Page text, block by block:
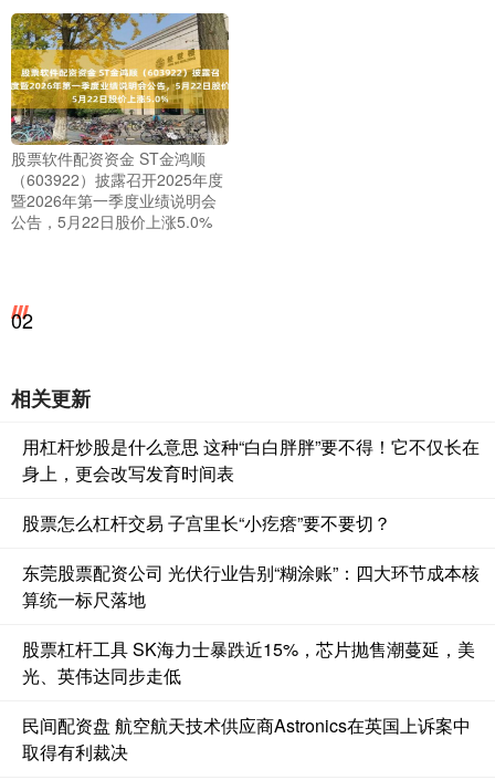
股票软件配资资金 ST金鸿顺
（603922）披露召开2025年度
暨2026年第一季度业绩说明会
公告，5月22日股价上涨5.0%
02
相关更新
用杠杆炒股是什么意思 这种“白白胖胖”要不得！它不仅长在
身上，更会改写发育时间表
股票怎么杠杆交易 子宫里长“小疙瘩”要不要切？
东莞股票配资公司 光伏行业告别“糊涂账”：四大环节成本核
算统一标尺落地
股票杠杆工具 SK海力士暴跌近15%，芯片抛售潮蔓延，美
光、英伟达同步走低
民间配资盘 航空航天技术供应商Astronics在英国上诉案中
取得有利裁决